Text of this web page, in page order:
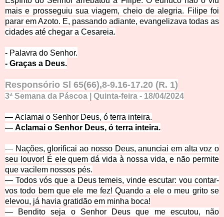
mais e prosseguiu sua viagem, cheio de alegria. Filipe foi
parar em Azoto. E, passando adiante, evangelizava todas as
cidades até chegar a Cesareia.
- Palavra do Senhor.
- Graças a Deus.
Responsório Sl 65(66),8-9.16-17.20 (R. 1)
3ª Semana da Páscoa | Quinta-feira - 18/04/2024
— Aclamai o Senhor Deus, ó terra inteira.
— Aclamai o Senhor Deus, ó terra inteira.
— Nações, glorificai ao nosso Deus, anunciai em alta voz o
seu louvor! É ele quem dá vida à nossa vida, e não permite
que vacilem nossos pés.
— Todos vós que a Deus temeis, vinde escutar: vou contar-
vos todo bem que ele me fez! Quando a ele o meu grito se
elevou, já havia gratidão em minha boca!
—
Bendito seja o Senhor Deus que me escutou, não